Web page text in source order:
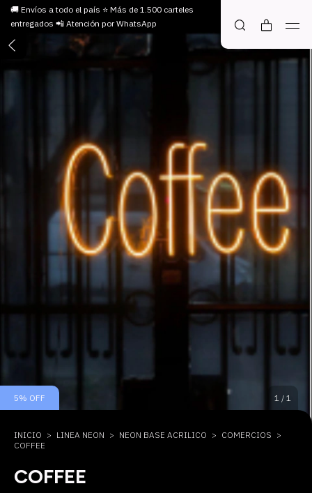
🚚 Envíos a todo el país ⭐ Más de 1.500 carteles
entregados 📲 Atención por WhatsApp
5% OFF 1 / 1
INICIO > LINEA NEON > NEON BASE ACRILICO > COMERCIOS >
COFFEE
COFFEE